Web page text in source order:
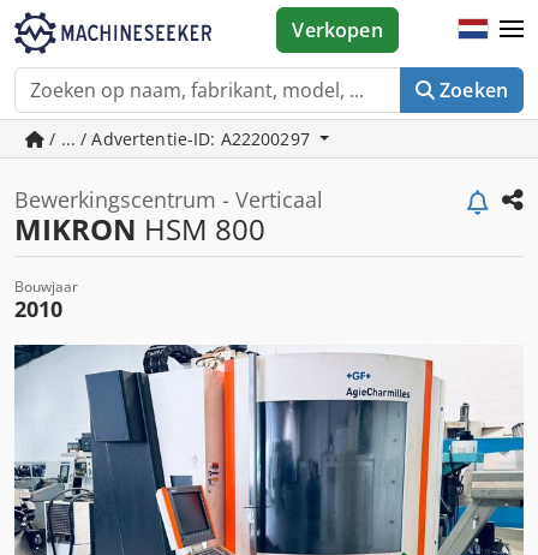
Zoeken
Verkopen
/ ... / Advertentie-ID: A22200297
Bewerkingscentrum - Verticaal
MIKRON HSM 800
Bouwjaar
2010